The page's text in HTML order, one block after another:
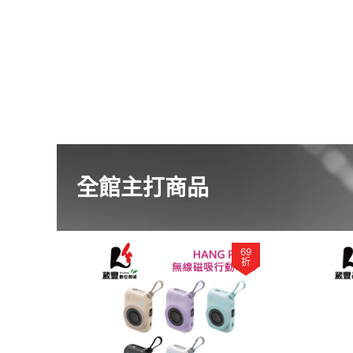
全館主打商品
69
折